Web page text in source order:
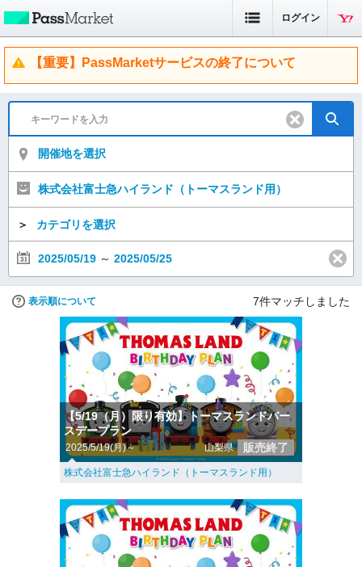
ログイン
【重要】PassMarketサービスの終了について
開催地を選択
株式会社富士急ハイランド（トーマスランド用）
＞ カテゴリを選択
2025/05/19 ～ 2025/05/25
表示順について 7件マッチしました
【5/19（月）限り有効】トーマスランドバー
スデープラン
2025/5/19(月)～ 山梨県 販売終了
株式会社富士急ハイランド（トーマスランド用）